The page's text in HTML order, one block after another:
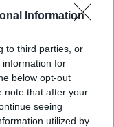
Information
to third parties, or
information for
below opt-out
note that after your
seeing
utilized by
de
veces digo, no
todavía";